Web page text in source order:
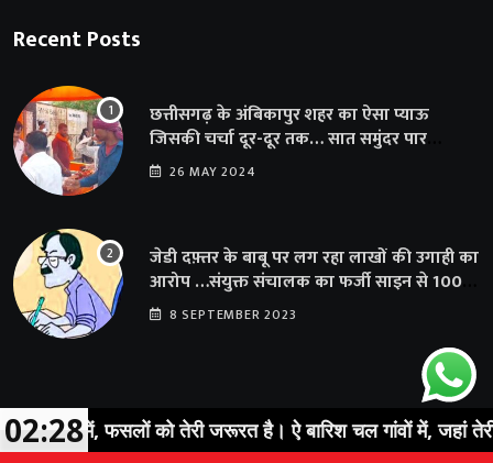
Recent Posts
छत्तीसगढ़ के अंबिकापुर शहर का ऐसा प्याऊ
जिसकी चर्चा दूर-दूर तक… सात समुंदर पार
अमेरिका से भी पहुंचा सहयोग
26 MAY 2024
जेडी दफ़्तर के बाबू पर लग रहा लाखों की उगाही का
आरोप …संयुक्त संचालक का फर्जी साइन से 100
शिक्षकों क़ो थमाया संशोधन आदेश
8 SEPTEMBER 2023
में, फसलों को तेरी जरूरत है। ऐ बारिश चल गांवों में, जहां तेरी
02:28